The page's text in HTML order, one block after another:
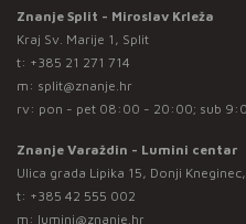
Znanje Split - Miroslav Krleža
Kraj Sv. Marije 1, Split
t: +385 21 271 714
m: split@znanje.hr
rv: pon - pet 08:00 - 20:00; sub
Znanje Varaždin - Lumini centar
Ulica grada Lipika 15, Donji
t: +385 42 555 002
m: lumini@znanje.hr